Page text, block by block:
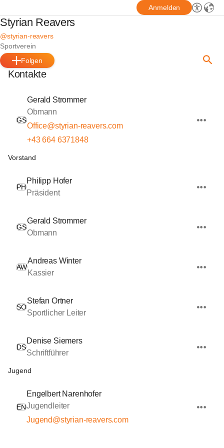
Anmelden
Styrian Reavers
@styrian-reavers
Sportverein
Folgen
Kontakte
GS
Gerald Strommer
Obmann
Office@styrian-reavers.com
+43 664 6371848
Vorstand
PH
Philipp Hofer
Präsident
GS
Gerald Strommer
Obmann
AW
Andreas Winter
Kassier
SO
Stefan Ortner
Sportlicher Leiter
DS
Denise Siemers
Schriftführer
Jugend
EN
Engelbert Narenhofer
Jugendleiter
Jugend@styrian-reavers.com